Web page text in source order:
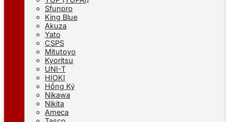
Sfunpro
King Blue
Akuza
Yato
CSPS
Mitutoyo
Kyoritsu
UNI-T
HIOKI
Hồng Ký
Nikawa
Nikita
Ameca